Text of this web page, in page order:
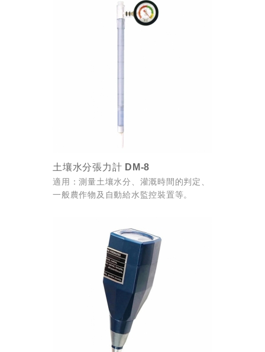
MTR-732水分、溫度傳送器：
土壤水分張力計 DM-8
適用：測量土壤水分、灌溉時間的判定、
一般農作物及自動給水監控裝置等。